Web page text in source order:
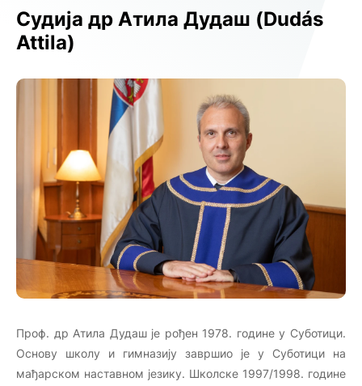
Судија др Атила Дудаш (Dudás
Attila)
Проф. др Атила Дудаш је рођен 1978. године у Суботици.
Основу школу и гимназију завршио је у Суботици на
мађарском наставном језику. Школске 1997/1998. године